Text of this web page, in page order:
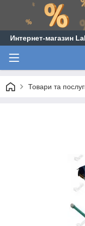
Интернет-магазин
Товари та